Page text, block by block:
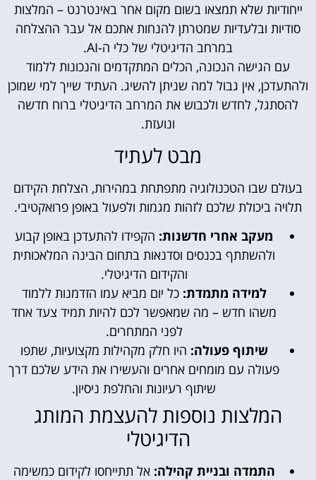
ייחודיות שלא תמצאו בשום מקום אחר באינטרנט – המלצות
סודיות ובלעדיות שמטרתן להנחות אתכם אל עבר ההצלחה
במרחב הדיגיטלי של כלי ה-AI.
עם הגישה הנכונה, הכלים המתקדמים והנכונות ללמוד
ולהתעדכן, אין גבול למה שניתן להשיג. העתיד שייך למי שמוכן
להסתגל, לחדש ולכבוש את המרחב הדיגיטלי ברוח חדשה
ונועזת.
מבט לעתיד
בעולם שבו הטכנולוגיה מתפתחת במהירות, הצלחת הקידום
תלויה ביכולת שלכם לזהות מגמות ולפעול באופן פרואקטיבי.
מעקב אחרי חדשנות: הקפידו להתעדכן באופן קבוע
ולהשתתף בכנסים וסדנאות בתחום הבינה המלאכותית
והקידום הדיגיטלי.
למידה מתמדת: כל יום מביא עמו הזדמנות ללמוד
משהו חדש – מה שמאפשר לכם להיות תמיד צעד אחד
לפני המתחרים.
שיתוף פעולה: היו חלק מקהילות מקצועיות, שתפו
פעולה עם מומחים אחרים והעשירו את הידע שלכם דרך
שיתוף רעיונות והחלפת ניסיון.
המלצות נוספות להעצמת המותג
הדיגיטלי
התמדה ובניית קהילה: אל תתייחסו לקידום כמשימה